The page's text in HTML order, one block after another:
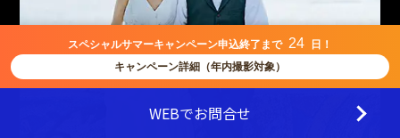
スペシャルサマーキャンペーン申込終了まで 24
日！
キャンペーン詳細（年内撮影対象）
WEBでお問合せ